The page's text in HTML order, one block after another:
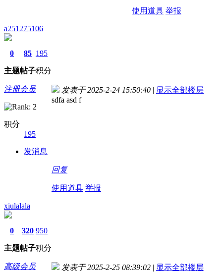
使用道具 举报
a251275106
0
主题
85
帖子
195
积分
注册会员
积分
195
发消息
发表于 2025-2-24 15:50:40 | 显示全部楼层
sdfa asd f
回复
使用道具 举报
xiulalala
0
主题
320
帖子
950
积分
高级会员 发表于 2025-2-25 08:39:02 | 显示全部楼层